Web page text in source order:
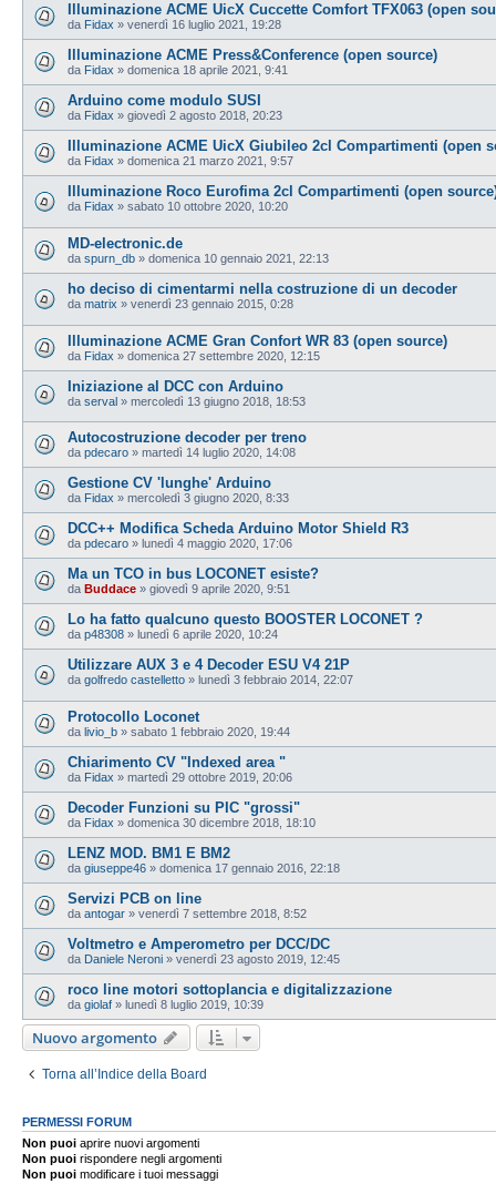
Illuminazione ACME UicX Cuccette Comfort TFX063 (open
da Fidax » venerdì 16 luglio 2021, 19:28
Illuminazione ACME Press&Conference (open source)
da Fidax » domenica 18 aprile 2021, 9:41
Arduino come modulo SUSI
da Fidax » giovedì 2 agosto 2018, 20:23
Illuminazione ACME UicX Giubileo 2cl Compartimenti (open
da Fidax » domenica 21 marzo 2021, 9:57
Illuminazione Roco Eurofima 2cl Compartimenti (open
da Fidax » sabato 10 ottobre 2020, 10:20
MD-electronic.de
da spurn_db » domenica 10 gennaio 2021, 22:13
ho deciso di cimentarmi nella costruzione di un decoder
da matrix » venerdì 23 gennaio 2015, 0:28
Illuminazione ACME Gran Confort WR 83 (open source)
da Fidax » domenica 27 settembre 2020, 12:15
Iniziazione al DCC con Arduino
da serval » mercoledì 13 giugno 2018, 18:53
Autocostruzione decoder per treno
da pdecaro » martedì 14 luglio 2020, 14:08
Gestione CV 'lunghe' Arduino
da Fidax » mercoledì 3 giugno 2020, 8:33
DCC++ Modifica Scheda Arduino Motor Shield R3
da pdecaro » lunedì 4 maggio 2020, 17:06
Ma un TCO in bus LOCONET esiste?
da Buddace » giovedì 9 aprile 2020, 9:51
Lo ha fatto qualcuno questo BOOSTER LOCONET ?
da p48308 » lunedì 6 aprile 2020, 10:24
Utilizzare AUX 3 e 4 Decoder ESU V4 21P
da golfredo castelletto » lunedì 3 febbraio 2014, 22:07
Protocollo Loconet
da livio_b » sabato 1 febbraio 2020, 19:44
Chiarimento CV "Indexed area "
da Fidax » martedì 29 ottobre 2019, 20:06
Decoder Funzioni su PIC "grossi"
da Fidax » domenica 30 dicembre 2018, 18:10
LENZ MOD. BM1 E BM2
da giuseppe46 » domenica 17 gennaio 2016, 22:18
Servizi PCB on line
da antogar » venerdì 7 settembre 2018, 8:52
Voltmetro e Amperometro per DCC/DC
da Daniele Neroni » venerdì 23 agosto 2019, 12:45
roco line motori sottoplancia e digitalizzazione
da giolaf » lunedì 8 luglio 2019, 10:39
Nuovo argomento
Torna all’Indice della Board
PERMESSI FORUM
Non puoi aprire nuovi argomenti
Non puoi rispondere negli argomenti
Non puoi modificare i tuoi messaggi